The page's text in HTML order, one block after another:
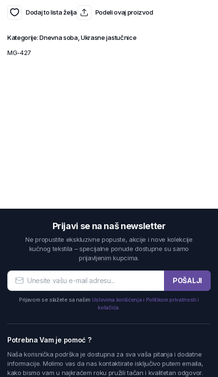
Dodaj to lista želja Podeli ovaj proizvod
Kategorije:Dnevna soba,Ukrasne jastučnice
MG-427
Prijavi se na naš newsletter
Ne propustite ekskluzivne popuste, akcije i nove kolekcije
kućnog tekstila – specijalne ponude dostupne su samo
prijavljenim kupcima.
POŠALJI
Prijavom se slažete sa našim Uslovima korišćenja i Politikom privatnosti i
kolačića.
Potrebna Vam je pomoć ?
Naša korisnička podrška je dostupna za sva vaša pitanja i dodatne
informacije. Molimo vas da nas kontaktirate isključivo putem emaila,
kako bismo vam u najkraćem roku pružili tačan i kvalitetan odgovor.